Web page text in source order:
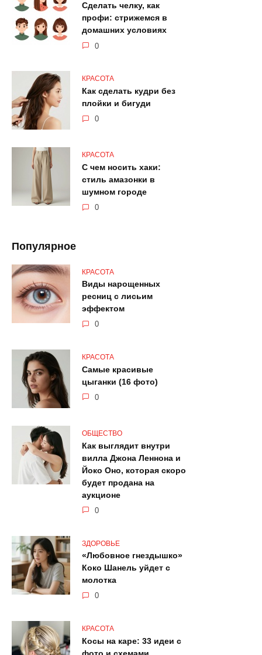
Сделать челку, как
профи: стрижемся в
домашних условиях
0
КРАСОТА
Как сделать кудри без
плойки и бигуди
0
КРАСОТА
С чем носить хаки:
стиль амазонки в
шумном городе
0
Популярное
КРАСОТА
Виды нарощенных
ресниц с лисьим
эффектом
0
КРАСОТА
Самые красивые
цыганки (16 фото)
0
ОБЩЕСТВО
Как выглядит внутри
вилла Джона Леннона и
Йоко Оно, которая скоро
будет продана на
аукционе
0
ЗДОРОВЬЕ
«Любовное гнездышко»
Коко Шанель уйдет с
молотка
0
КРАСОТА
Косы на каре: 33 идеи с